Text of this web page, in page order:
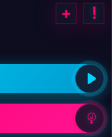
+ !